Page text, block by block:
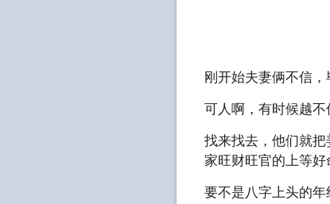
刚开始夫妻俩不信
可人啊，有时候越不
找来找去，他们就
家旺财旺官的上等好
要不是八字上头的